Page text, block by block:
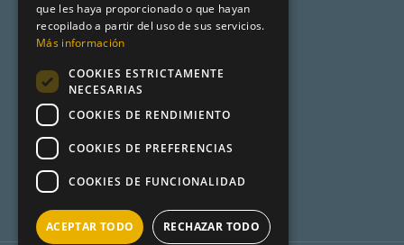
Mundo Turismo
Product Hunt
que les haya proporcionado o que hayan
recopilado a partir del uso de sus servicios.
Más información
COOKIES ESTRICTAMENTE
NECESARIAS
COOKIES DE RENDIMIENTO
COOKIES DE PREFERENCIAS
COOKIES DE FUNCIONALIDAD
ACEPTAR TODO RECHAZAR TODO